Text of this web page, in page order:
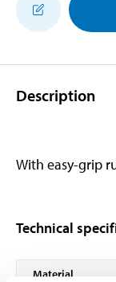
Description
With easy-grip
Technical
Material